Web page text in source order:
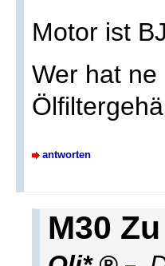
Motor ist
Wer hat
antworten
M30